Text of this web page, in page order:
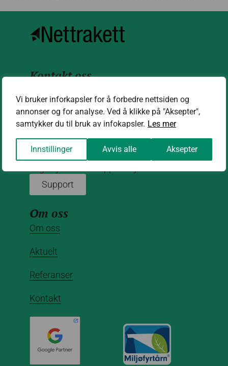
Vi bruker inforkapsler for å forbedre nettsiden og
annonser og for analyse. Ved å klikke på "Aksepter",
samtykker du til bruk av infokapsler. Les mer
Innstillinger Avvis alle Aksepter
Kontakt oss
Hjelp med nettside vi har levert/drifter for
Support
Om oss
Om oss
Aktuelt
Referanser
Kontakt